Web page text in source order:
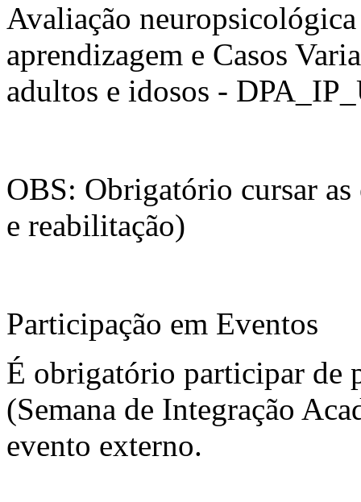
Avaliação
aprendizagem e Casos
adultos e idosos -
OBS: Obrigatório cursar
e reabilitação)
Participação em Eventos
É obrigatório participar de
(Semana de Integração
evento externo.